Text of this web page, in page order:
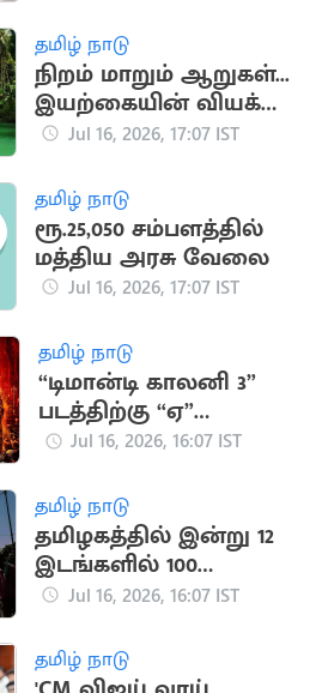
தமிழ் நாடு
நிறம் மாறும் ஆறுகள்...
இயற்கையின் வியக்க
வைக்கும்
Jul 16, 2026, 17:07 IST
தமிழ் நாடு
ரூ.25,050 சம்பளத்தில்
மத்திய அரசு வேலை
Jul 16, 2026, 17:07 IST
தமிழ் நாடு
“டிமான்டி காலனி 3”
படத்திற்கு “ஏ”
சான்றிதழ் வழங்கிய
Jul 16, 2026, 16:07 IST
தமிழ் நாடு
தமிழகத்தில் இன்று 12
இடங்களில் 100
டிகிரியை தாண்டிய
Jul 16, 2026, 16:07 IST
தமிழ் நாடு